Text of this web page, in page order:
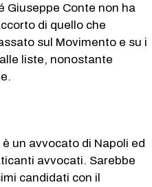
Giuseppe Conte non ha
di quello che
sul Movimento e su i
liste, nonostante
un avvocato di Napoli ed
avvocati. Sarebbe
candidati con il